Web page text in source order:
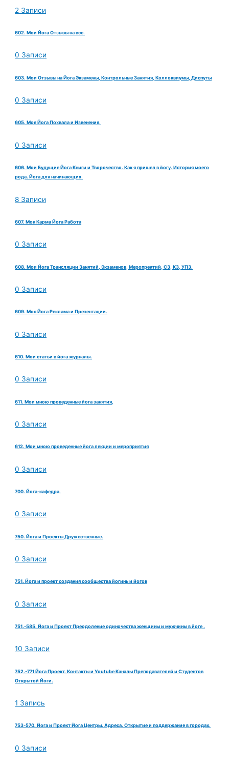
2 Записи
602. Мои Йога Отзывы на все.
0 Записи
603. Мои Отзывы на Йога Экзамены, Контрольные Занятия, Коллоквиумы, Диспуты
0 Записи
605. Моя Йога Похвала и Извенения.
0 Записи
606. Мои Будущие Йога Книги и Творочество. Как я пришел в йогу. История моего
рода. Йога для начинающих.
8 Записи
607. Моя Карма Йога Работа
0 Записи
608. Мои Йога Трансляции Занятий, Экзаменов, Меропреятий, СЗ, КЗ, УПЗ.
0 Записи
609. Моя Йога Реклама и Презентации.
0 Записи
610. Мои статьи в йога журналы.
0 Записи
611. Мои мною проведенные йога занятия,
0 Записи
612. Мои мною проведенные йога лекции и мероприятия
0 Записи
700. Йога-кафедра.
0 Записи
750. Йога и Проекты Дружественные.
0 Записи
751. Йога и проект создания сообщества йогинь и йогов
0 Записи
751.-585. Йога и Проект Преодоление одиночества женщины и мужчины в йоге .
10 Записи
752.-771 Йога Проект. Контакты и Youtube Каналы Преподавателей и Студентов
Открытой Йоги.
1 Запись
753-570. Йога и Проект Йога Центры. Адреса. Открытие и поддержание в городах.
0 Записи